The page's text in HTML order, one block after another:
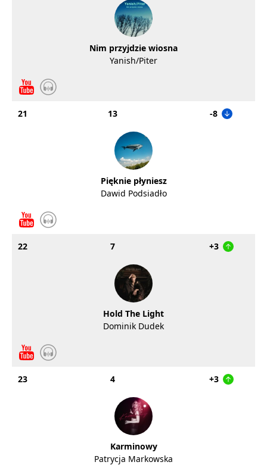
Nim przyjdzie wiosna
Yanish/Piter
21 13 -8
Pięknie płyniesz
Dawid Podsiadło
22 7 +3
Hold The Light
Dominik Dudek
23 4 +3
Karminowy
Patrycja Markowska